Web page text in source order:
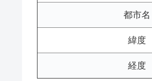
都市名
緯度
経度